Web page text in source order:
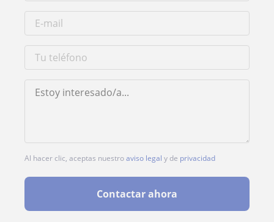
Al hacer clic, aceptas nuestroaviso legal y de privacidad
Contactar ahora